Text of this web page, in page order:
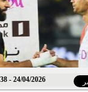
24/04/2026 - 11:38 ص